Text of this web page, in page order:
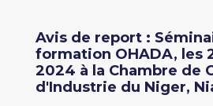
Avis de report :
formation OHADA, les
2024 à la Chambre de
d'Industrie du Niger,